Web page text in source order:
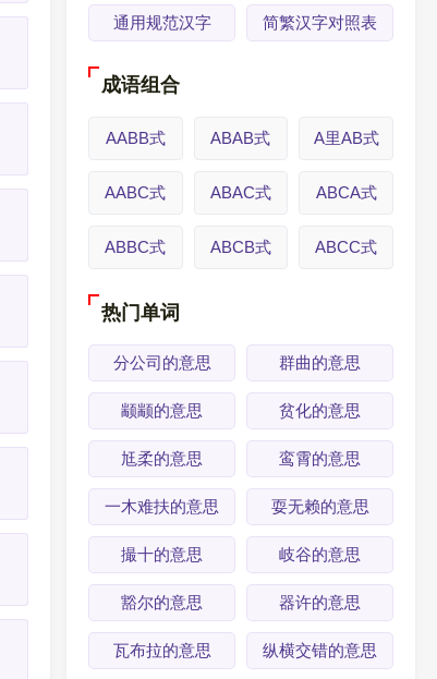
通用规范汉字 简繁汉字对照表
成语组合
AABB式 ABAB式 A里AB式
AABC式 ABAC式 ABCA式
ABBC式 ABCB式 ABCC式
热门单词
分公司的意思 群曲的意思
颛颛的意思 贫化的意思
尪柔的意思 鸾霄的意思
一木难扶的意思 耍无赖的意思
撮十的意思 岐谷的意思
豁尔的意思 器许的意思
瓦布拉的意思 纵横交错的意思